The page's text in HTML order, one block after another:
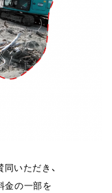
いただき、
金の一部を